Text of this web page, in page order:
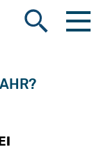
Suche öffnen